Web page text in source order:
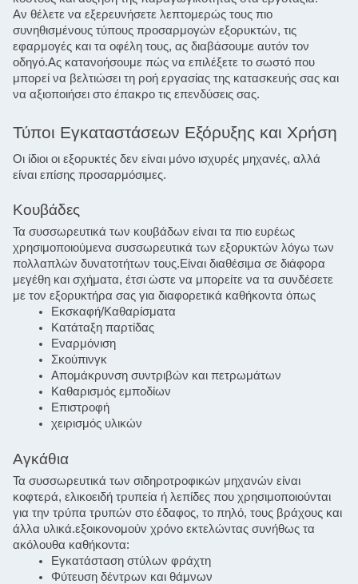
Αν θέλετε να εξερευνήσετε λεπτομερώς τους πιο
συνηθισμένους τύπους προσαρμογών εξορυκτών, τις
εφαρμογές και τα οφέλη τους, ας διαβάσουμε αυτόν τον
οδηγό.Ας κατανοήσουμε πώς να επιλέξετε το σωστό που
μπορεί να βελτιώσει τη ροή εργασίας της κατασκευής σας και
να αξιοποιήσει στο έπακρο τις επενδύσεις σας.
Τύποι Εγκαταστάσεων Εξόρυξης και Χρήση
Οι ίδιοι οι εξορυκτές δεν είναι μόνο ισχυρές μηχανές, αλλά
είναι επίσης προσαρμόσιμες.
Κουβάδες
Τα συσσωρευτικά των κουβάδων είναι τα πιο ευρέως
χρησιμοποιούμενα συσσωρευτικά των εξορυκτών λόγω των
πολλαπλών δυνατοτήτων τους.Είναι διαθέσιμα σε διάφορα
μεγέθη και σχήματα, έτσι ώστε να μπορείτε να τα συνδέσετε
με τον εξορυκτήρα σας για διαφορετικά καθήκοντα όπως
Εκσκαφή/Καθαρίσματα
Κατάταξη παρτίδας
Εναρμόνιση
Σκούπινγκ
Απομάκρυνση συντριβών και πετρωμάτων
Καθαρισμός εμποδίων
Επιστροφή
χειρισμός υλικών
Αγκάθια
Τα συσσωρευτικά των σιδηροτροφικών μηχανών είναι
κοφτερά, ελικοειδή τρυπεία ή λεπίδες που χρησιμοποιούνται
για την τρύπα τρυπών στο έδαφος, το πηλό, τους βράχους και
άλλα υλικά.εξοικονομούν χρόνο εκτελώντας συνήθως τα
ακόλουθα καθήκοντα:
Εγκατάσταση στύλων φράχτη
Φύτευση δέντρων και θάμνων